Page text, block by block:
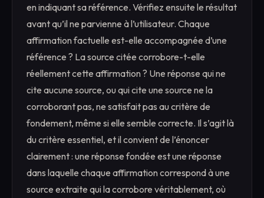
en indiquant sa référence. Vérifiez ensuite le résultat
avant qu’il ne parvienne à l’utilisateur. Chaque
affirmation factuelle est-elle accompagnée d’une
référence ? La source citée corrobore-t-elle
réellement cette affirmation ? Une réponse qui ne
cite aucune source, ou qui cite une source ne la
corroborant pas, ne satisfait pas au critère de
fondement, même si elle semble correcte. Il s’agit là
du critère essentiel, et il convient de l’énoncer
clairement : une réponse fondée est une réponse
dans laquelle chaque affirmation correspond à une
source extraite qui la corrobore véritablement, où